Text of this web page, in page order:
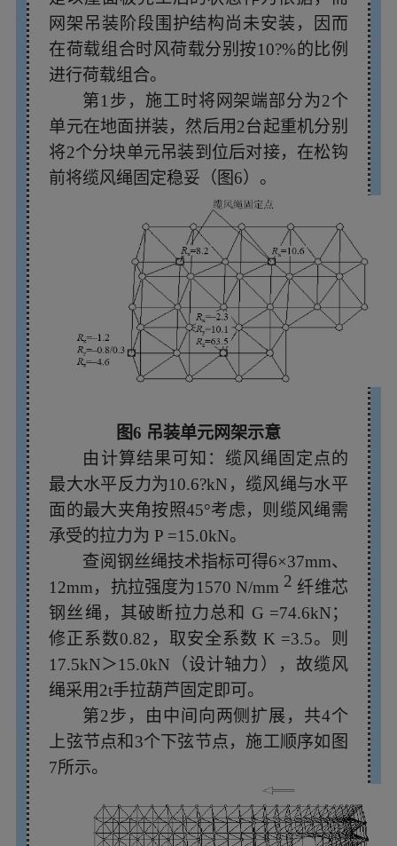
网架吊装阶段围护结构尚未安装，因而
在荷载组合时风荷载分别按10?%的比例
进行荷载组合。
第1步，施工时将网架端部分为2个
单元在地面拼装，然后用2台起重机分别
将2个分块单元吊装到位后对接，在松钩
前将缆风绳固定稳妥（图6）。
图6 吊装单元网架示意
由计算结果可知：缆风绳固定点的
最大水平反力为10.6?kN，缆风绳与水平
面的最大夹角按照45°考虑，则缆风绳需
承受的拉力为P =15.0kN。
查阅钢丝绳技术指标可得6×37mm、
12mm，抗拉强度为1570 N/mm 2 纤维芯
钢丝绳，其破断拉力总和 G =74.6kN；
修正系数0.82，取安全系数 K =3.5。则
17.5kN＞15.0kN（设计轴力），故缆风
绳采用2t手拉葫芦固定即可。
第2步，由中间向两侧扩展，共4个
上弦节点和3个下弦节点，施工顺序如图
7所示。